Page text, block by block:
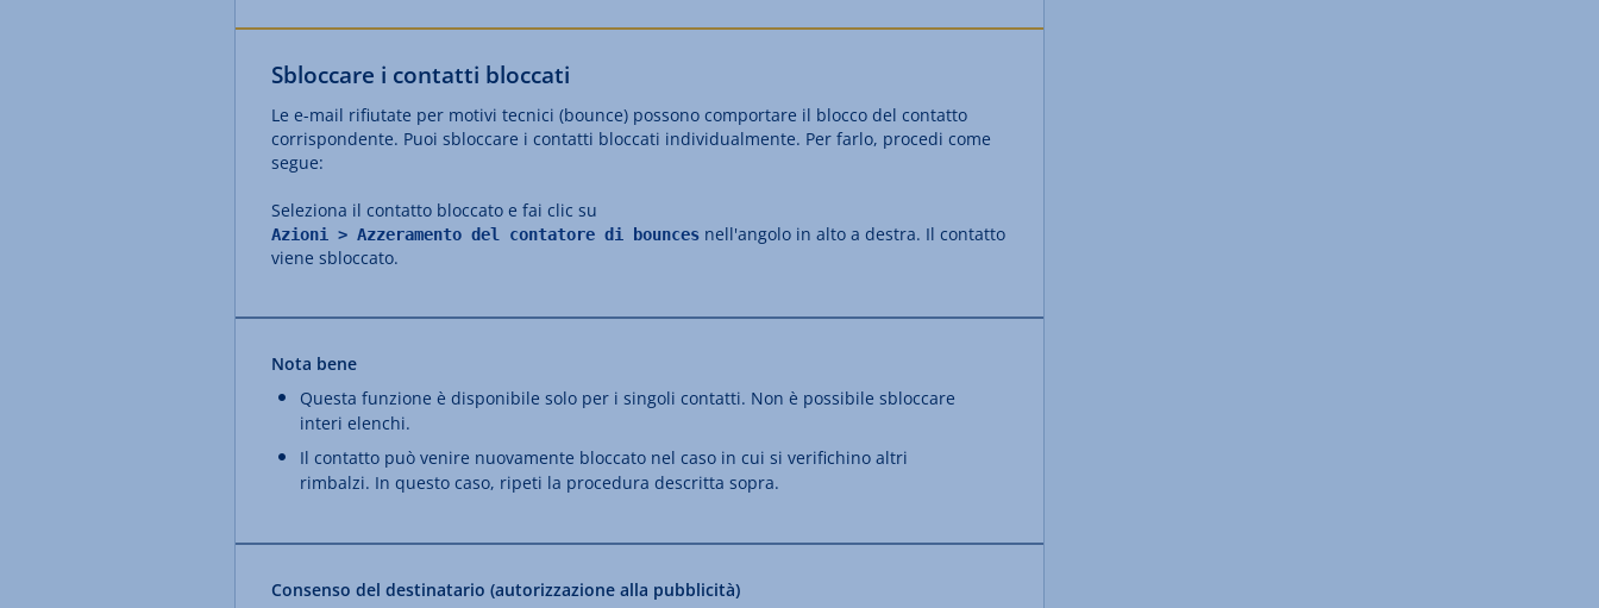
Sbloccare i contatti bloccati
Le e-mail rifiutate per motivi tecnici (bounce) possono comportare il blocco del contatto
corrispondente. Puoi sbloccare i contatti bloccati individualmente. Per farlo, procedi come
segue:
Seleziona il contatto bloccato e fai clic su
Azioni > Azzeramento del contatore di bounces nell'angolo in alto a destra. Il contatto
viene sbloccato.
Nota bene
Questa funzione è disponibile solo per i singoli contatti. Non è possibile sbloccare
interi elenchi.
Il contatto può venire nuovamente bloccato nel caso in cui si verifichino altri
rimbalzi. In questo caso, ripeti la procedura descritta sopra.
Consenso del destinatario (autorizzazione alla pubblicità)